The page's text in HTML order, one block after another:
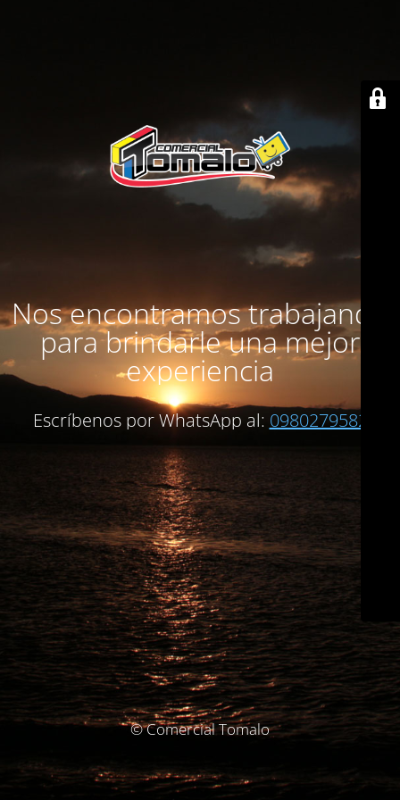
Nos encontramos trabajando
para brindarle una mejor
experiencia
Escríbenos por WhatsApp al: 0980279582
© Comercial Tomalo